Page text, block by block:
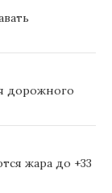
дорожного
жара до +33